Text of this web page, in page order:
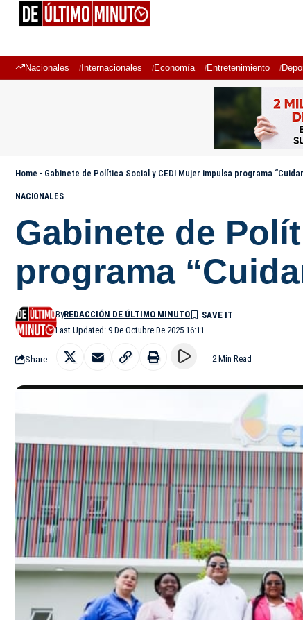
Nacionales Internacionales Economía Entretenimiento
Home - Gabinete de Política Social y CEDI Mujer impulsa programa
NACIONALES
Gabinete de
programa
Last Updated: 9 De Octubre De 2025 16:11
ByREDACCIÓN DE ÚLTIMO MINUTO
Share 2 Min Read